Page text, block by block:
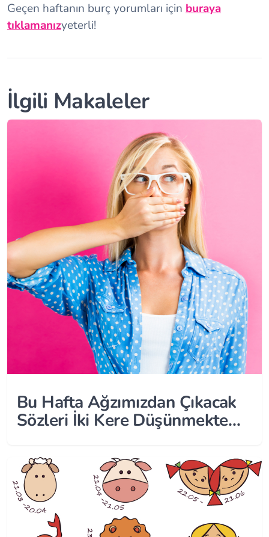
Geçen haftanın burç yorumları için buraya
tıklamanızyeterli!
İlgili Makaleler
Bu Hafta Ağzımızdan Çıkacak
Sözleri İki Kere Düşünmekte